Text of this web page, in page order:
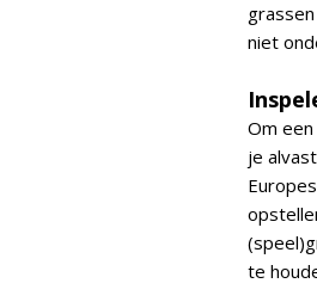
niet
Om
je
te